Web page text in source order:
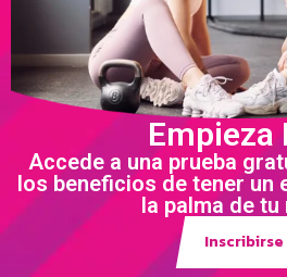
Nosotros
Programas
Política de privacidad
Términos y condiciones
Galería
Empieza
Accede a una prueba
los beneficios de tener un
la palma de tu
Inscribirse